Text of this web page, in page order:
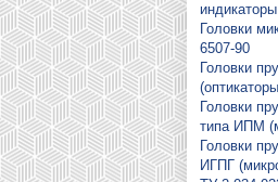
Головки
6507-90
Головки
Головки
типа ИПМ
Головки
ИГПГ